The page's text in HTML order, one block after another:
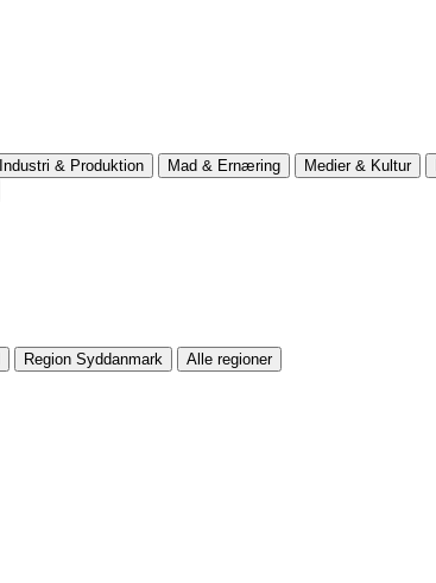
Industri & Produktion Mad & Ernæring Medier & Kultur
Region Syddanmark Alle regioner